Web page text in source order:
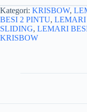
Kategori: KRISBOW,
BESI 2 PINTU, LEMARI
SLIDING, LEMARI
KRISBOW